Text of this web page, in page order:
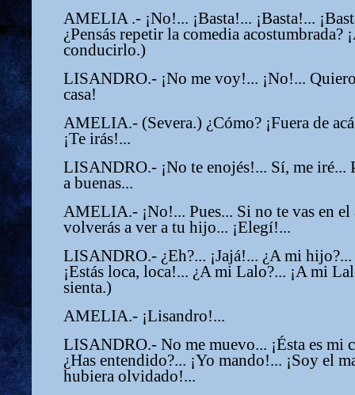
AMELIA .- ¡No!... ¡Basta!... ¡Basta!...
¿Pensás repetir la comedia acostumbrada?
conducirlo.)
LISANDRO.- ¡No me voy!... ¡No!... Quiero
casa!
AMELIA.- (Severa.) ¿Cómo? ¡Fuera de
¡Te irás!...
LISANDRO.- ¡No te enojés!... Sí, me iré...
a buenas...
AMELIA.- ¡No!... Pues... Si no te vas en el
volverás a ver a tu hijo... ¡Elegí!...
LISANDRO.- ¿Eh?... ¡Jajá!... ¿A mi hijo?...
¡Estás loca, loca!... ¿A mi Lalo?... ¡A mi
sienta.)
AMELIA.- ¡Lisandro!...
LISANDRO.- No me muevo... ¡Ésta es mi
¿Has entendido?... ¡Yo mando!... ¡Soy el
hubiera olvidado!...